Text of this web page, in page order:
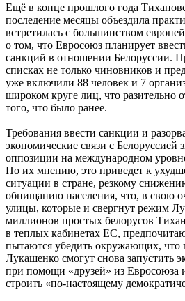
Ещё в конце прошлого года
последение месяцы объездила
встретилась с большинством
о том, что Евросоюз планирует
санкций в отношении Белоруссии.
списках не только чиновников и
уже включили 88 человек и 7
широком круге лиц, что разительно
того, что было ранее.
Требования ввести санкции и
экономические связи с Белоруссией
оппозиции на международном
По их мнению, это приведет к
ситуации в стране, резкому
обнищанию населения, что, в свою
улицы, которые и свергнут режим
миллионов простых белорусов
в теплых кабинетах ЕС,
пытаются убедить окружающих, что
Лукашенко смогут снова запустить
при помощи «друзей» из
строить «по-настоящему